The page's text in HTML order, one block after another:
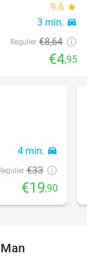
9.6 star
3 min. directions_car
Regulier €8,64
€4,95
4 min. directions_car
Regulier €33
€19,90